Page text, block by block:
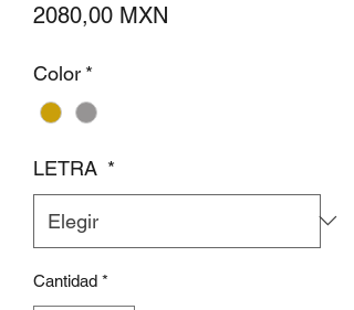
2080,00 MXN
Color *
LETRA *
Cantidad *